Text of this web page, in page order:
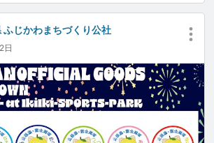
ふじかわまちづくり公社
日